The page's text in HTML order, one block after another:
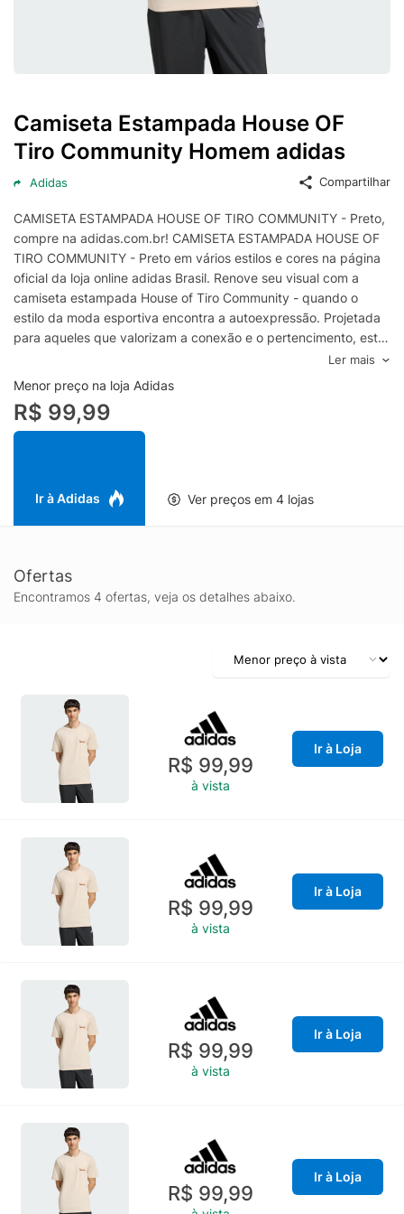
Camiseta Estampada House OF
Tiro Community Homem adidas
Adidas Compartilhar
CAMISETA ESTAMPADA HOUSE OF TIRO COMMUNITY - Preto,
compre na adidas.com.br! CAMISETA ESTAMPADA HOUSE OF
TIRO COMMUNITY - Preto em vários estilos e cores na página
oficial da loja online adidas Brasil. Renove seu visual com a
camiseta estampada House of Tiro Community - quando o
estilo da moda esportiva encontra a autoexpressão. Projetada
para aqueles que valorizam a conexão e o pertencimento, esta
camiseta vai além do vestuário do dia a dia para fazer uma
declaração. Feita em algodão de camisa simples macio, ela
proporciona um conforto duradouro com o qual você pode
contar. A ousada serigrafia de borracha injeta energia em seu
visual, dando ao seu guarda-roupa um toque novo e marcante.
acabamento com o logotipo adidas Sportswear, ela remete ao
Ler mais
Menor preço na loja Adidas
R$ 99,99
Ir à Adidas Ver preços em 4 lojas
Ofertas
Encontramos 4 ofertas, veja os detalhes abaixo.
R$ 99,99
à vista
Ir à Loja
R$ 99,99
à vista
Ir à Loja
R$ 99,99
à vista
Ir à Loja
R$ 99,99
Ir à Loja